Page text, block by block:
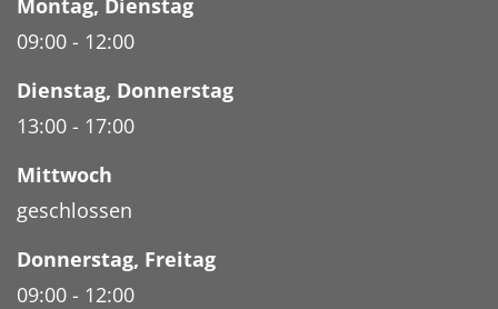
09:00 - 12:00
Dienstag, Donnerstag
13:00 - 17:00
Mittwoch
geschlossen
Donnerstag, Freitag
09:00 - 12:00